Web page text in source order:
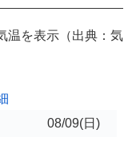
温を表示（出典：気
08/09(日)